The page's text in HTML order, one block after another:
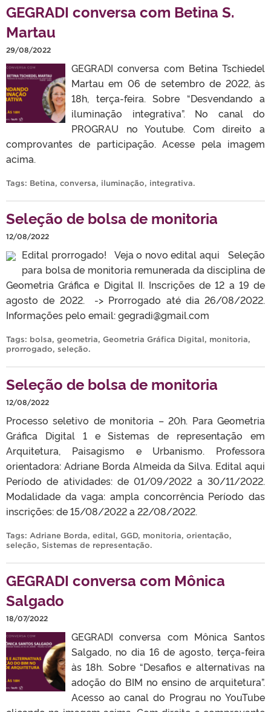
GEGRADI conversa com Betina S.
Martau
29/08/2022
GEGRADI conversa com Betina Tschiedel
Martau em 06 de setembro de 2022, às
18h, terça-feira. Sobre “Desvendando a
iluminação integrativa”. No canal do
PROGRAU no Youtube. Com direito a
comprovantes de participação. Acesse pela imagem
acima.
Tags: Betina, conversa, iluminação, integrativa.
Seleção de bolsa de monitoria
12/08/2022
Edital prorrogado! Veja o novo edital aqui Seleção
para bolsa de monitoria remunerada da disciplina de
Geometria Gráfica e Digital II. Inscrições de 12 a 19 de
agosto de 2022. -> Prorrogado até dia 26/08/2022.
Informações pelo email: gegradi@gmail.com
Tags: bolsa, geometria, Geometria Gráfica Digital, monitoria,
prorrogado, seleção.
Seleção de bolsa de monitoria
12/08/2022
Processo seletivo de monitoria – 20h. Para Geometria
Gráfica Digital 1 e Sistemas de representação em
Arquitetura, Paisagismo e Urbanismo. Professora
orientadora: Adriane Borda Almeida da Silva. Edital aqui
Período de atividades: de 01/09/2022 a 30/11/2022.
Modalidade da vaga: ampla concorrência Período das
inscrições: de 15/08/2022 a 22/08/2022.
Tags: Adriane Borda, edital, GGD, monitoria, orientação,
seleção, Sistemas de representação.
GEGRADI conversa com Mônica
Salgado
18/07/2022
GEGRADI conversa com Mônica Santos
Salgado, no dia 16 de agosto, terça-feira
às 18h. Sobre “Desafios e alternativas na
adoção do BIM no ensino de arquitetura”.
Acesso ao canal do Prograu no YouTube